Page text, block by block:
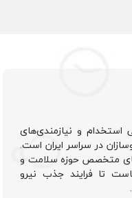
استخدام و نیازمندی‌های
در سراسر ایران است.
متخصص حوزه سلامت و
تا فرایند جذب نیرو